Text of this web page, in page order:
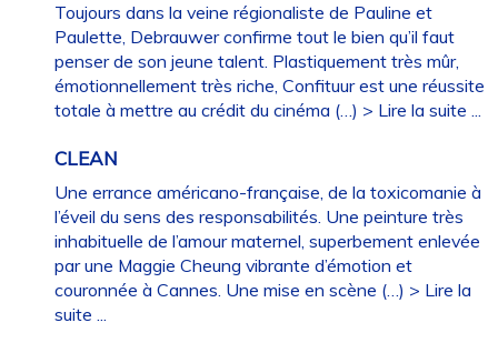
Toujours dans la veine régionaliste de Pauline et
Paulette, Debrauwer confirme tout le bien qu’il faut
penser de son jeune talent. Plastiquement très mûr,
émotionnellement très riche, Confituur est une réussite
totale à mettre au crédit du cinéma (…) > Lire la suite ...
CLEAN
Une errance américano-française, de la toxicomanie à
l’éveil du sens des responsabilités. Une peinture très
inhabituelle de l’amour maternel, superbement enlevée
par une Maggie Cheung vibrante d’émotion et
couronnée à Cannes. Une mise en scène (…) > Lire la
suite ...